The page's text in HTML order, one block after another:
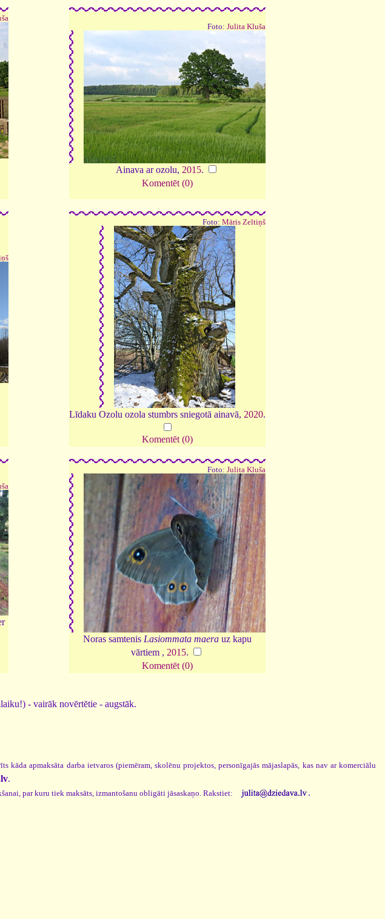
Foto: Julita Kluša
Ainava ar ozolu, 2015.
Komentēt (0)
Foto: Māris Zeltiņš
Līdaku Ozolu ozola stumbrs sniegotā ainavā, 2020.
Komentēt (0)
Foto: Julita Kluša
Noras samtenis Lasiommata maerauz kapu
vārtiem , 2015.
Komentēt (0)
- vairāk novērtētie - augstāk.
kāda apmaksāta darba ietvaros (piemēram, skolēnu projektos, personīgajās mājaslapās, kas nav ar komerciālu
.
par kuru tiek maksāts, izmantošanu obligāti jāsaskaņo. Rakstiet: .